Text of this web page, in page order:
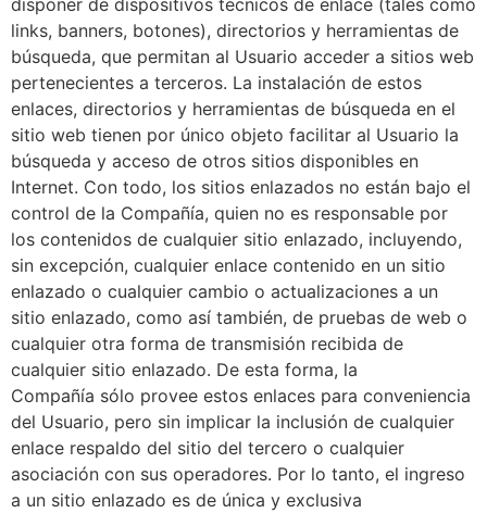
disponer de dispositivos técnicos de enlace (tales como
links, banners, botones), directorios y herramientas de
búsqueda, que permitan al Usuario acceder a sitios web
pertenecientes a terceros. La instalación de estos
enlaces, directorios y herramientas de búsqueda en el
sitio web tienen por único objeto facilitar al Usuario la
búsqueda y acceso de otros sitios disponibles en
Internet. Con todo, los sitios enlazados no están bajo el
control de la Compañía, quien no es responsable por
los contenidos de cualquier sitio enlazado, incluyendo,
sin excepción, cualquier enlace contenido en un sitio
enlazado o cualquier cambio o actualizaciones a un
sitio enlazado, como así también, de pruebas de web o
cualquier otra forma de transmisión recibida de
cualquier sitio enlazado. De esta forma, la
Compañía sólo provee estos enlaces para conveniencia
del Usuario, pero sin implicar la inclusión de cualquier
enlace respaldo del sitio del tercero o cualquier
asociación con sus operadores. Por lo tanto, el ingreso
a un sitio enlazado es de única y exclusiva